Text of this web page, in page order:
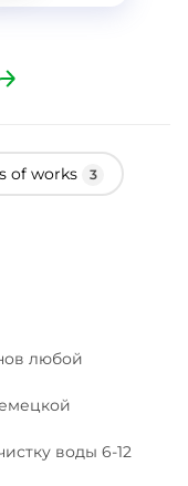
of works 3
любой
воды 6-12